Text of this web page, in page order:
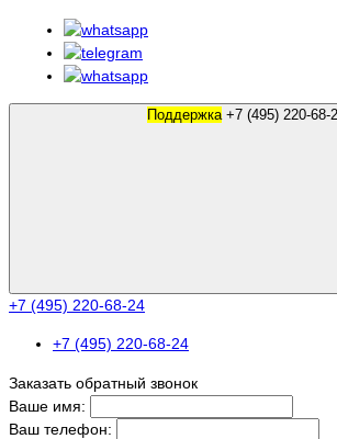
Поддержка
+7 (495) 220-68-24
+7 (495) 220-68-24
Заказать обратный звонок
Ваше имя:
Ваш телефон: